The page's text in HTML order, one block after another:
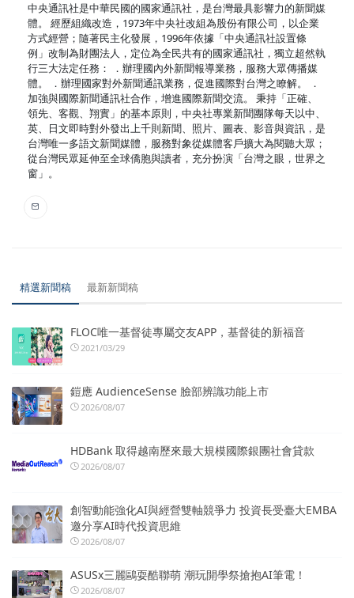
中央通訊社是中華民國的國家通訊社，是台灣最具影響力的新聞媒
體。 經歷組織改造，1973年中央社改組為股份有限公司，以企業
方式經營；隨著民主化發展，1996年依據「中央通訊社設置條
例」改制為財團法人，定位為全民共有的國家通訊社，獨立超然執
行三大法定任務： ．辦理國內外新聞報導業務，服務大眾傳播媒
體。 ．辦理國家對外新聞通訊業務，促進國際對台灣之瞭解。 ．
加強與國際新聞通訊社合作，增進國際新聞交流。 秉持「正確、
領先、客觀、翔實」的基本原則，中央社專業新聞團隊每天以中、
英、日文即時對外發出上千則新聞、照片、圖表、影音與資訊，是
台灣唯一多語文新聞媒體，服務對象從媒體客戶擴大為閱聽大眾；
從台灣民眾延伸至全球僑胞與讀者，充分扮演「台灣之眼，世界之
窗」。
精選新聞稿 最新新聞稿
FLOC唯一基督徒專屬交友APP，基督徒的新福音
2021/03/29
鎧應 AudienceSense 臉部辨識功能上市
2026/08/07
HDBank 取得越南歷來最大規模國際銀團社會貸款
2026/08/07
創智動能強化AI與經營雙軸競爭力 投資長受臺大EMBA
邀分享AI時代投資思維
2026/08/07
ASUSx三麗鷗耍酷聯萌 潮玩開學祭搶抱AI筆電！
2026/08/07